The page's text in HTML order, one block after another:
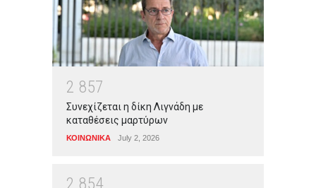
2 857
Συνεχίζεται η δίκη Λιγνάδη με
καταθέσεις μαρτύρων
ΚΟΙΝΩΝΙΚΑ July 2, 2026
2 854